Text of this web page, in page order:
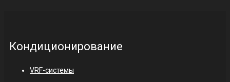
Кондиционирование
VRF-системы